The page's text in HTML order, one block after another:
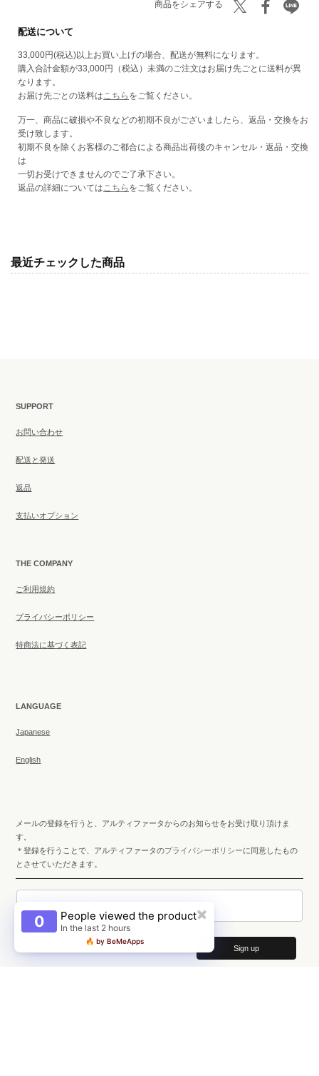
量
を
減
ら
す
増
や
商品をシェアする
配送について
33,000円(税込)以上お買い上げの場合、配送が無料になります。
購入合計金額が33,000円（税込）未満のご注文はお届け先ごとに送料が異
なります。
お届け先ごとの送料はこちら をご覧ください。
万一、商品に破損や不良などの初期不良がございましたら、返品・交換をお
受け致します。
初期不良を除くお客様のご都合による商品出荷後のキャンセル・返品・交換
は
一切お受けできませんのでご了承下さい。
返品の詳細についてはこちら をご覧ください。
最近チェックした商品
SUPPORT
お問い合わせ
配送と発送
返品
支払いオプション
THE COMPANY
ご利用規約
プライバシーポリシー
特商法に基づく表記
LANGUAGE
Japanese
English
メールの登録を行うと、アルティファータからのお知らせをお受け取り頂けま
す。
＊登録を行うことで、アルティファータのプライバシーポリシーに同意したもの
とさせていただきます。
Sign up
0 People viewed the product
In the last 2 hours
✖
🔥 by BeMeApps